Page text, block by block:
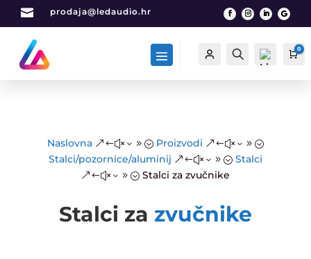
 prodaja@ledaudio.hr
Račun Traži
List
a
0
Naslovna &#x39; Proizvodi &#x39;
Stalci/pozornice/aluminij &#x39; Stalci
&#x39; Stalci za zvučnike
Stalci za zvučnike